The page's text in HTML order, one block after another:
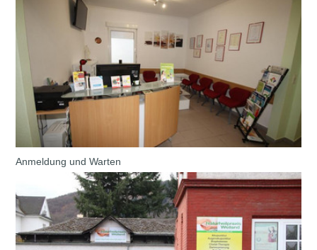
Anmeldung und Warten